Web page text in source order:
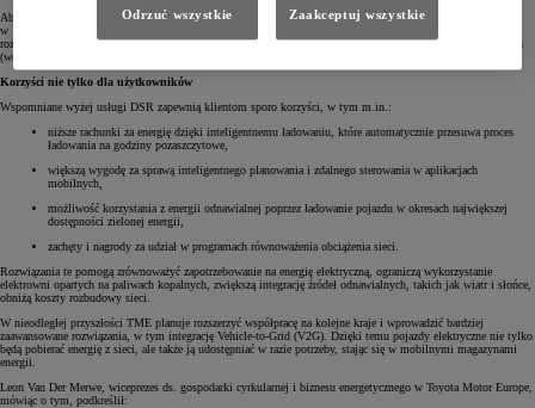
Aby to osiągnąć, Toyota zawarła strategiczne partnerstwa z wiodącymi dostawcami energii elektrycznej
w Europie. Pierwsze konkretne efekty tych partnerstw będą widoczne w 2026 roku, wraz z uruchomieniem
rozwiązań Demand Side Response (DSR) w Wielkiej Brytanii (we współpracy z British Gas) oraz Niemczech
(we współpracy z The Mobility House Energy).
Korzyści nie tylko dla użytkowników
Wspomniane wyżej usługi DSR zapewnią klientom sporo korzyści, w tym m.in.:
niższe rachunki za energię dzięki inteligentnemu ładowaniu, które automatycznie przesuwa proces
ładowania na godziny pozaszczytowe,
większą wygodę za sprawą inteligentnego planowania i zdalnego sterowania w aplikacjach
mobilnych,
możliwość korzystania z energii odnawialnej poprzez ładowanie pojazdu w okresach największej
dostępności zielonej energii,
zachęty i nagrody za udział w programach równoważenia obciążenia sieci.
Rozwiązania te pomogą zrównoważyć zapotrzebowanie na energię elektryczną, ograniczą wykorzystanie
elektrowni opartych na paliwach kopalnych, zwiększą integrację źródeł odnawialnych, takich jak wiatr i słońce,
obniżą koszty rozbudowy sieci.
W nieodległej przyszłości TME planuje rozszerzyć współpracę na kolejne kraje i wprowadzić bardziej
zaawansowane rozwiązania, w tym integrację Vehicle-to-Grid (V2G). Dzięki temu pojazdy elektryczne nie tylko
będą pobierać energię z sieci, ale także ją udostępniać w razie potrzeby, stając się w mobilnymi magazynami
energii.
Leon Van Der Merwe, wiceprezes ds. gospodarki cyrkularnej i biznesu energetycznego w Toyota Motor Europe,
mówiąc o tym, podkreślił:
Odrzuć wszystkie Zaakceptuj wszystkie